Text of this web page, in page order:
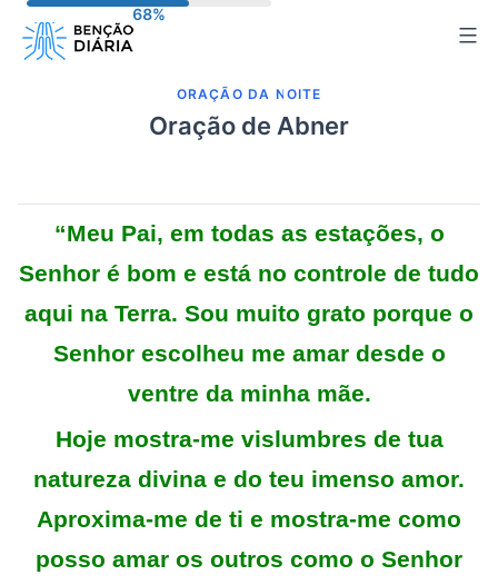
para
ORAÇÃO DA NOITE
Oração de Abner
“Meu Pai, em todas as estações, o
Senhor é bom e está no controle de tudo
aqui na Terra. Sou muito grato porque o
Senhor escolheu me amar desde o
ventre da minha mãe.
Hoje mostra-me vislumbres de tua
natureza divina e do teu imenso amor.
Aproxima-me de ti e mostra-me como
posso amar os outros como o Senhor